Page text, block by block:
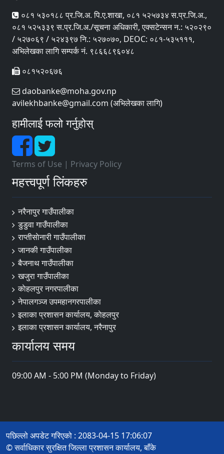
०८१ ५३०१८८ प्र.जि.अ. पि‍.ए.शाखा, ०८१ ५२५७३४ स.प्र.जि.अ.,
०८१ ५२५३३९ स.प्र.जि.अ./सूचना अधिकारी, एक्सटेन्सन न.: ५२०२९०
/ ५२७०६९ / ५२४३९७ नि.: ५२७०७०, DEOC: ०८१-५३५१११,
अभिलेखका लागि सम्पर्क नं. ९८६६८९६०४८
०८१५२०६७६
daobanke@moha.gov.np
avilekhbanke@gmail.com (अभिलेखका लागि)
हामीलाई फलो गर्नुहोस्
Terms of Use | Privacy Policy
महत्त्वपूर्ण लिंकहरु
नरैनापुर गाउँपालीका
डुडुवा गाउँपालीका
राप्तीसाेनारी गाउँपालीका
जानकी गाउँपालीका
बैजनाथ गाउँपालीका
खजुरा गाउँपालीका
काेहलपुर नगरपालीका
नेपालगञ्ज उपमहानगरपालीका
इलाका प्रशासन कार्यालय, काेहलपुर
इलाका प्रशासन कार्यालय, नरैनापुर
कार्यालय समय
09:00 AM - 5:00 PM (Monday to Friday)
पछिल्लो अपडेट गरिएको : 2083-04-15 17:06:07
© सर्वाधिकार सुरक्षित जिल्ला प्रशासन कार्यालय, बाँके